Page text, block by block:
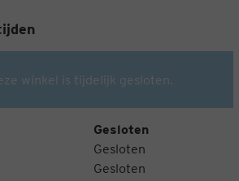
winkel is tijdelijk gesloten.
Gesloten
Gesloten
Gesloten